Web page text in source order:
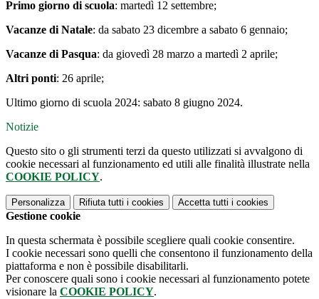
Primo giorno di scuola: martedì 12 settembre;
Vacanze di Natale: da sabato 23 dicembre a sabato 6 gennaio;
Vacanze di Pasqua: da giovedì 28 marzo a martedì 2 aprile;
Altri ponti: 26 aprile;
Ultimo giorno di scuola 2024: sabato 8 giugno 2024.
Notizie
Questo sito o gli strumenti terzi da questo utilizzati si avvalgono di
cookie necessari al funzionamento ed utili alle finalità illustrate nella
COOKIE POLICY.
Personalizza Rifiuta tutti i cookies Accetta tutti i cookies
Gestione cookie
In questa schermata è possibile scegliere quali cookie consentire.
I cookie necessari sono quelli che consentono il funzionamento della
piattaforma e non è possibile disabilitarli.
Per conoscere quali sono i cookie necessari al funzionamento potete
visionare la COOKIE POLICY.